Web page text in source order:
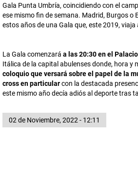
Gala Punta Umbría, coincidiendo con el
ese mismo fin de semana. Madrid, Burgos o
estos años de una Gala que, este 2019,
La Gala comenzará a las 20:30 en el
Itálica de la capital abulenses donde, hora y
coloquio que versará sobre el papel de la
cross en particularcon la destacada
este mismo año decía adiós al deporte tras
02 de Noviembre, 2022 - 12:11